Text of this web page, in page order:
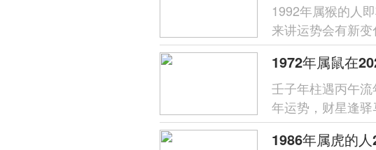
1992年属猴的人
来讲运势会有新
分析，每个在领
壬子年柱遇丙午
年运势，财星逢
象，唯借太岁相